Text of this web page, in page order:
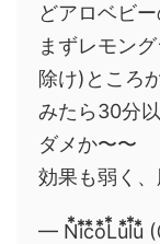
どアロベビ
まずレモン
除け)ところ
みたら30分
ダメか〜〜
効果も弱く
— N⃰i⃰c⃰o⃰L⃰u⃰l⃰u⃰